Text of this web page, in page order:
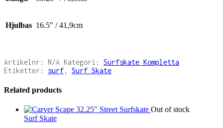
Hjulbas 16.5" / 41,9cm
Artikelnr: N/A Kategori: Surfskate Kompletta
Etiketter: surf, Surf Skate
Related products
Out of stock
Surf Skate